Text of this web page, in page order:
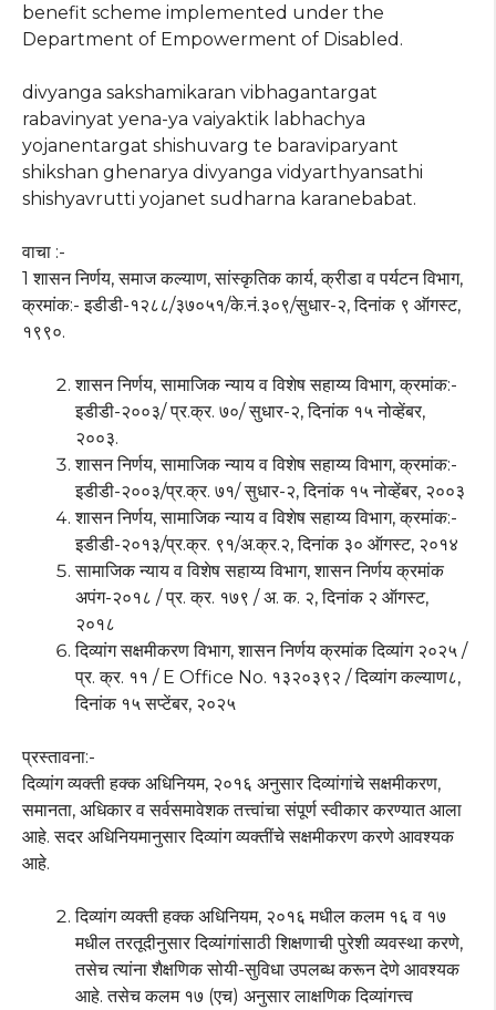
benefit scheme implemented under the
Department of Empowerment of Disabled.
divyanga sakshamikaran vibhagantargat
rabavinyat yena-ya vaiyaktik labhachya
yojanentargat shishuvarg te baraviparyant
shikshan ghenarya divyanga vidyarthyansathi
shishyavrutti yojanet sudharna karanebabat.
वाचा :-
1 शासन निर्णय, समाज कल्याण, सांस्कृतिक कार्य, क्रीडा व पर्यटन विभाग,
क्रमांक:- इडीडी-१२८८/३७०५१/के.नं.३०९/सुधार-२, दिनांक ९ ऑगस्ट,
१९९०.
शासन निर्णय, सामाजिक न्याय व विशेष सहाय्य विभाग, क्रमांक:-
इडीडी-२००३/ प्र.क्र. ७०/ सुधार-२, दिनांक १५ नोव्हेंबर,
२००३.
शासन निर्णय, सामाजिक न्याय व विशेष सहाय्य विभाग, क्रमांक:-
इडीडी-२००३/प्र.क्र. ७१/ सुधार-२, दिनांक १५ नोव्हेंबर, २००३
शासन निर्णय, सामाजिक न्याय व विशेष सहाय्य विभाग, क्रमांक:-
इडीडी-२०१३/प्र.क्र. ९१/अ.क्र.२, दिनांक ३० ऑगस्ट, २०१४
सामाजिक न्याय व विशेष सहाय्य विभाग, शासन निर्णय क्रमांक
अपंग-२०१८ / प्र. क्र. १७९ / अ. क. २, दिनांक २ ऑगस्ट,
२०१८
दिव्यांग सक्षमीकरण विभाग, शासन निर्णय क्रमांक दिव्यांग २०२५ /
प्र. क्र. ११ / E Office No. १३२०३९२ / दिव्यांग कल्याण८,
दिनांक १५ सप्टेंबर, २०२५
प्रस्तावना:-
दिव्यांग व्यक्ती हक्क अधिनियम, २०१६ अनुसार दिव्यांगांचे सक्षमीकरण,
समानता, अधिकार व सर्वसमावेशक तत्त्वांचा संपूर्ण स्वीकार करण्यात आला
आहे. सदर अधिनियमानुसार दिव्यांग व्यक्तींचे सक्षमीकरण करणे आवश्यक
आहे.
दिव्यांग व्यक्ती हक्क अधिनियम, २०१६ मधील कलम १६ व १७
मधील तरतूदीनुसार दिव्यांगांसाठी शिक्षणाची पुरेशी व्यवस्था करणे,
तसेच त्यांना शैक्षणिक सोयी-सुविधा उपलब्ध करून देणे आवश्यक
आहे. तसेच कलम १७ (एच) अनुसार लाक्षणिक दिव्यांगत्त्व